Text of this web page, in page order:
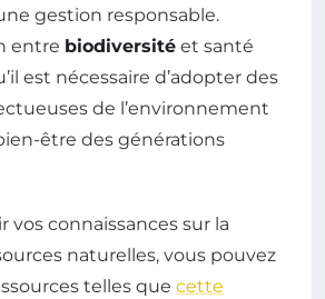
gestion responsable.
entre biodiversité et santé
est nécessaire d’adopter des
de l’environnement
être des générations
vos connaissances sur la
naturelles, vous pouvez
telles que cette